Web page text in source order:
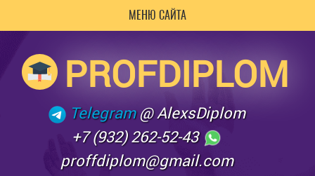
МЕНЮ САЙТА
PROFDIPLOM
Telegram @ AlexsDiplom
+7 (932) 262-52-43
proffdiplom@gmail.com